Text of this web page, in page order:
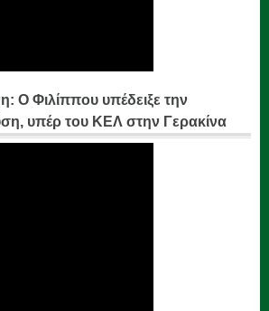
Φιλίππου υπέδειξε την
υπέρ του ΚΕΛ στην Γερακίνα